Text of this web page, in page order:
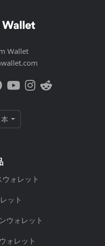
Wallet
ォレット
ット
ウォレット
ォレット